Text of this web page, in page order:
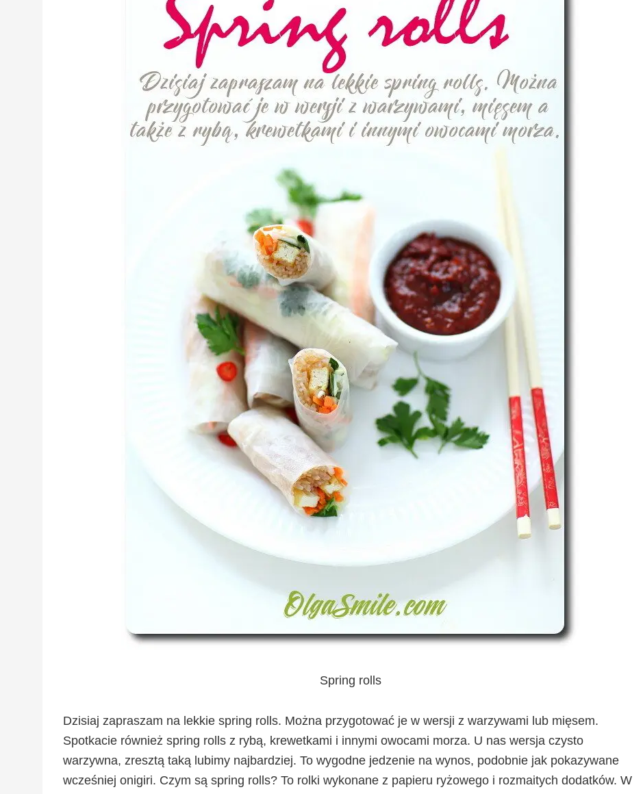
Spring rolls
Dzisiaj zapraszam na lekkie spring rolls. Można przygotować je w wersji z warzywami lub mięsem.
Spotkacie również spring rolls z rybą, krewetkami i innymi owocami morza. U nas wersja czysto
warzywna, zresztą taką lubimy najbardziej. To wygodne jedzenie na wynos, podobnie jak pokazywane
wcześniej onigiri. Czym są spring rolls? To rolki wykonane z papieru ryżowego i rozmaitych dodatków. W